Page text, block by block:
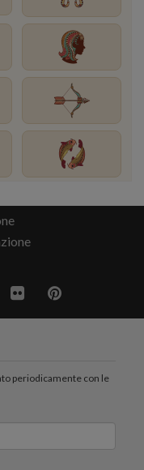
periodicamente con le